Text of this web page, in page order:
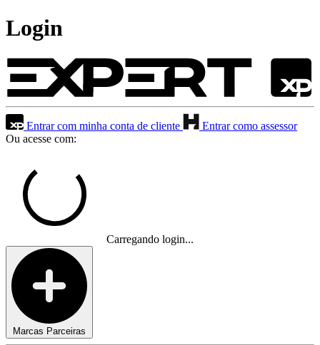
Login
Entrar com minha conta de cliente
Entrar como assessor
Ou acesse com:
Carregando login...
Marcas Parceiras